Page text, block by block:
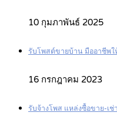
10 กุมภาพันธ์ 2025
รับโพสต์ขายบ้าน มืออาชีพ
16 กรกฎาคม 2023
รับจ้างโพส แหล่งซื้อขาย-เ